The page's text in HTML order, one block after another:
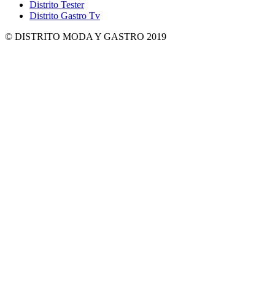
Distrito Tester
Distrito Gastro Tv
© DISTRITO MODA Y GASTRO 2019